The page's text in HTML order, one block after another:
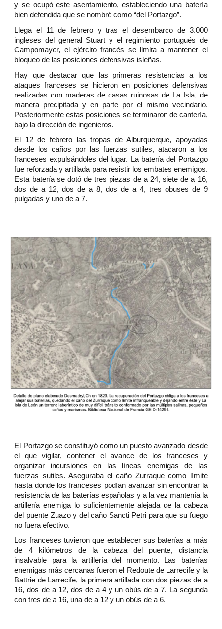
y se ocupó este asentamiento, estableciendo una batería
bien defendida que se nombró como “del Portazgo”.
Llega el 11 de febrero y tras el desembarco de 3.000
ingleses del general Stuart y el regimiento portugués de
Campomayor, el ejército francés se limita a mantener el
bloqueo de las posiciones defensivas isleñas.
Hay que destacar que las primeras resistencias a los
ataques franceses se hicieron en posiciones defensivas
realizadas con maderas de casas ruinosas de La Isla, de
manera precipitada y en parte por el mismo vecindario.
Posteriormente estas posiciones se terminaron de cantería,
bajo la dirección de ingenieros.
El 12 de febrero las tropas de Alburquerque, apoyadas
desde los caños por las fuerzas sutiles, atacaron a los
franceses expulsándoles del lugar. La batería del Portazgo
fue reforzada y artillada para resistir los embates enemigos.
Esta batería se dotó de tres piezas de a 24, siete de a 16,
dos de a 12, dos de a 8, dos de a 4, tres obuses de 9
pulgadas y uno de a 7.
El Portazgo se constituyó como un puesto avanzado desde
el que vigilar, contener el avance de los franceses y
organizar incursiones en las líneas enemigas de las
fuerzas sutiles. Aseguraba el caño Zurraque como límite
hasta donde los franceses podían avanzar sin encontrar la
resistencia de las baterías españolas y a la vez mantenía la
artillería enemiga lo suficientemente alejada de la cabeza
del puente Zuazo y del caño Sancti Petri para que su fuego
no fuera efectivo.
Los franceses tuvieron que establecer sus baterías a más
de 4 kilómetros de la cabeza del puente, distancia
insalvable para la artillería del momento. Las baterías
enemigas más cercanas fueron el Redoute de Larrecife y la
Battrie de Larrecife, la primera artillada con dos piezas de a
16, dos de a 12, dos de a 4 y un obús de a 7. La segunda
con tres de a 16, una de a 12 y un obús de a 6.